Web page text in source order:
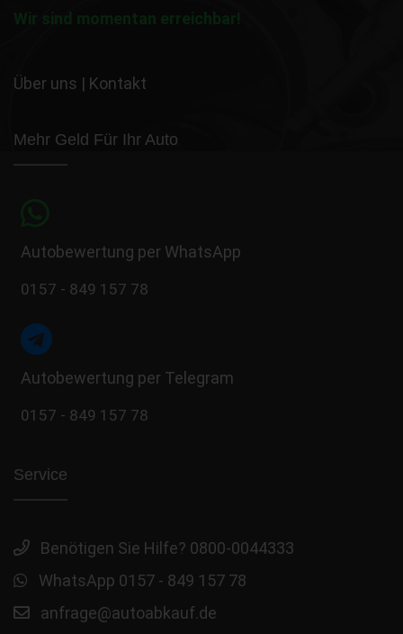
Wir sind momentan erreichbar!
Über uns | Kontakt
Mehr Geld Für Ihr Auto
Autobewertung per WhatsApp
0157 - 849 157 78
Autobewertung per Telegram
0157 - 849 157 78
Service
Benötigen Sie Hilfe? 0800-0044333
WhatsApp 0157 - 849 157 78
anfrage@autoabkauf.de